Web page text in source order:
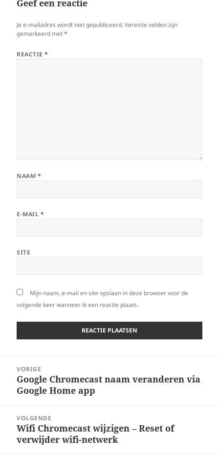
Geef een reactie
Je e-mailadres wordt niet gepubliceerd. Vereiste velden zijn
gemarkeerd met*
REACTIE*
NAAM *
E-MAIL *
SITE
Mijn naam, e-mail en site opslaan in deze browser voor de
volgende keer wanneer ik een reactie plaats.
navigatie
VORIGE
Vorig
bericht:
Google Chromecast naam veranderen via
Google Home app
VOLGENDE
Volgend
bericht:
Wifi Chromecast wijzigen – Reset of
verwijder wifi-netwerk